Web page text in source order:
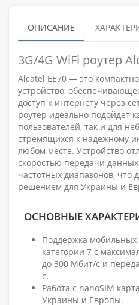
ОПИСАНИЕ
3G/4G WiFi роутер
Alcatel EE70 — это
устройство,
доступ к интернету через
роутер идеально подойдет
пользователей, так и для
стремящихся к надежному
любом месте. Устройство
скоростью передачи
частотных диапазонов, что
решением для Украины и
ОСНОВНЫЕ
Поддержка мобильных
категории 7 с
до 300 Мбит/с и
с.
Работа с nanoSIM
Украины и Европы.